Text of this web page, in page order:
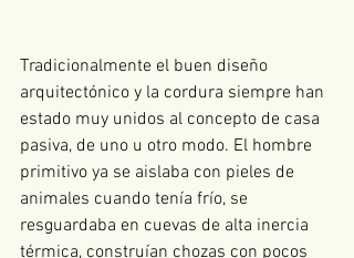
Tradicionalmente el buen diseño
arquitectónico y la cordura siempre han
estado muy unidos al concepto de casa
pasiva, de uno u otro modo. El hombre
primitivo ya se aislaba con pieles de
animales cuando tenía frío, se
resguardaba en cuevas de alta inercia
térmica, construían chozas con pocos